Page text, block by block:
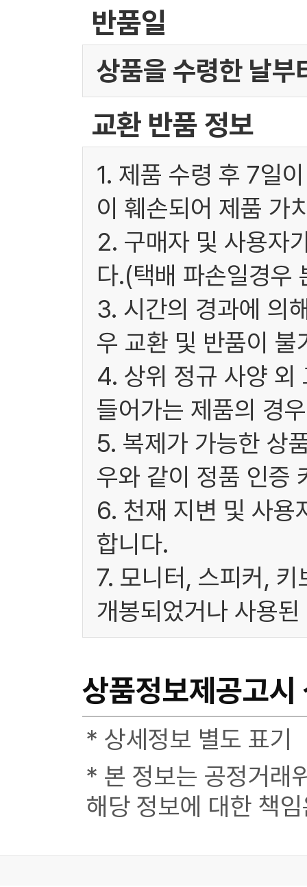
반품일
상품을 수령한 날부
교환 반품 정보
1. 제품 수령 후 7일
이 훼손되어 제품 가
2. 구매자 및 사용자
다.(택배 파손일경우
3. 시간의 경과에 의
우 교환 및 반품이 불
4. 상위 정규 사양 외
들어가는 제품의 경
5. 복제가 가능한 상
우와 같이 정품 인증
6. 천재 지변 및 사용
합니다.
7. 모니터, 스피커,
개봉되었거나 사용
상품정보제공고시
* 상세정보 별도 표기
* 본 정보는 공정거래
해당 정보에 대한 책